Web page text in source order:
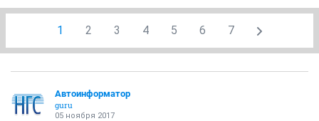
1 2 3 4 5 6 7
Автоинформатор
guru
05 ноября 2017